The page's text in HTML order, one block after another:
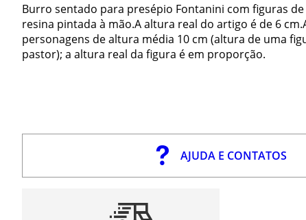
Burro sentado para presépio Fontanini com figuras
resina pintada à mão.A altura real do artigo é de 6
personagens de altura média 10 cm (altura de uma
pastor); a altura real da figura é em proporção.
AJUDA E CONTATOS